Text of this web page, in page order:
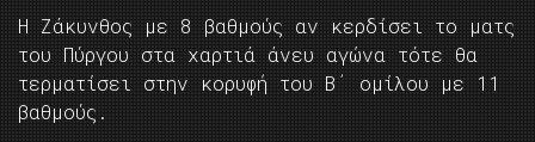
Η Ζάκυνθος με 8 βαθμούς αν κερδίσει το ματς
του Πύργου στα χαρτιά άνευ αγώνα τότε θα
τερματίσει στην κορυφή του Β΄ ομίλου με 11
βαθμούς.